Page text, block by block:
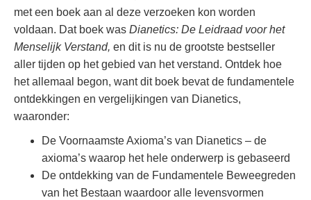
met een boek aan al deze verzoeken kon worden
voldaan. Dat boek was Dianetics: De Leidraad voor het
Menselijk Verstand, en dit is nu de grootste bestseller
aller tijden op het gebied van het verstand. Ontdek hoe
het allemaal begon, want dit boek bevat de fundamentele
ontdekkingen en vergelijkingen van Dianetics,
waaronder:
De Voornaamste Axioma’s van Dianetics – de
axioma’s waarop het hele onderwerp is gebaseerd
De ontdekking van de Fundamentele Beweegreden
van het Bestaan waardoor alle levensvormen